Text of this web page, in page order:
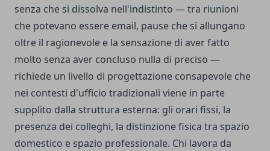
senza che si dissolva nell'indistinto — tra riunioni
che potevano essere email, pause che si allungano
oltre il ragionevole e la sensazione di aver fatto
molto senza aver concluso nulla di preciso —
richiede un livello di progettazione consapevole che
nei contesti d'ufficio tradizionali viene in parte
supplito dalla struttura esterna: gli orari fissi, la
presenza dei colleghi, la distinzione fisica tra spazio
domestico e spazio professionale. Chi lavora da